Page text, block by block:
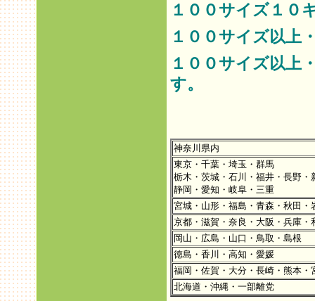
１００サイズ１０
１００サイズ以上
１００サイズ以上
す。
神奈川県内
東京・千葉・埼玉・群馬
栃木・茨城・石川・福井・長野・
静岡・愛知・岐阜・三重
宮城・山形・福島・青森・秋田・
京都・滋賀・奈良・大阪・兵庫・
岡山・広島・山口・鳥取・島根
徳島・香川・高知・愛媛
福岡・佐賀・大分・長崎・熊本・
北海道・沖縄・一部離党